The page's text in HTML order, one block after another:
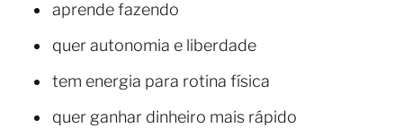
aprende fazendo
quer autonomia e liberdade
tem energia para rotina física
quer ganhar dinheiro mais rápido